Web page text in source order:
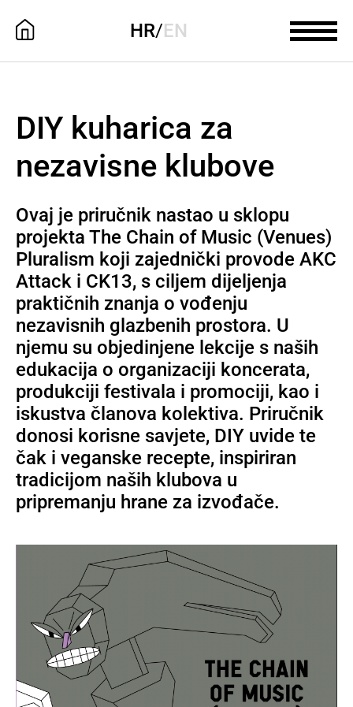
HR/EN
DIY kuharica za
nezavisne klubove
Ovaj je priručnik nastao u sklopu
projekta The Chain of Music (Venues)
Pluralism koji zajednički provode AKC
Attack i CK13, s ciljem dijeljenja
praktičnih znanja o vođenju
nezavisnih glazbenih prostora. U
njemu su objedinjene lekcije s naših
edukacija o organizaciji koncerata,
produkciji festivala i promociji, kao i
iskustva članova kolektiva. Priručnik
donosi korisne savjete, DIY uvide te
čak i veganske recepte, inspiriran
tradicijom naših klubova u
pripremanju hrane za izvođače.